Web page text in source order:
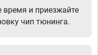
время и приезжайте
чип тюнинга.